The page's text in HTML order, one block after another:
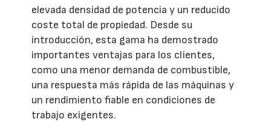
elevada densidad de potencia y un reducido
coste total de propiedad. Desde su
introducción, esta gama ha demostrado
importantes ventajas para los clientes,
como una menor demanda de combustible,
una respuesta más rápida de las máquinas y
un rendimiento fiable en condiciones de
trabajo exigentes.